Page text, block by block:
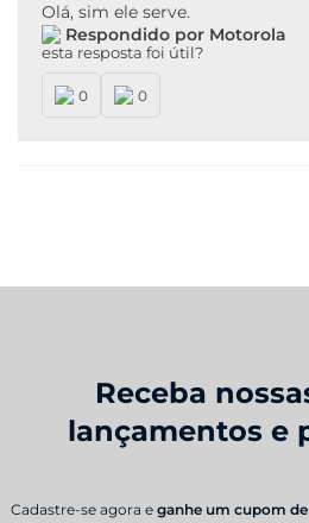
Olá, sim ele serve.
Respondido por Motorola
esta resposta foi útil?
0 0
Receba
lançamentos e
Cadastre-se agora e ganhe um cupom de